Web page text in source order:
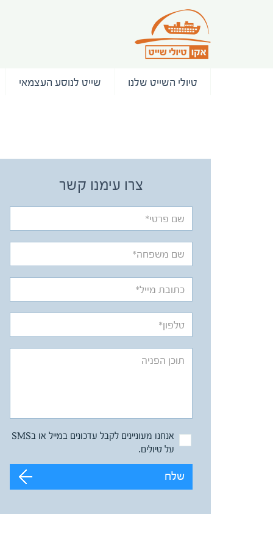
טיולי השייט שלנו שייט לנוסע העצמאי
צרו עימנו קשר
אנחנו מעוניינים לקבל עדכונים במייל או בSMS
על טיולים.
שלח